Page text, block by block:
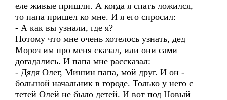
еле живые пришли. А когда я спать ложился,
то папа пришел ко мне. И я его спросил:
- А как вы узнали, где я?
Потому что мне очень хотелось узнать, дед
Мороз им про меня сказал, или они сами
догадались. И папа мне рассказал:
- Дядя Олег, Мишин папа, мой друг. И он -
большой начальник в городе. Только у него с
тетей Олей не было детей. И вот под Новый